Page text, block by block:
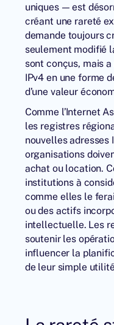
uniques — est
créant une rareté
demande toujours
seulement modifié
sont conçus, mais
IPv4 en une forme
d’une valeur
Comme l’Internet
les registres
nouvelles adresses
organisations
achat ou location.
institutions à
comme elles le
ou des actifs
intellectuelle. Les
soutenir les
influencer la
de leur simple